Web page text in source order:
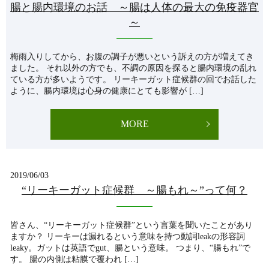
腸と腸内環境のお話 ～腸は人体の最大の免疫器官
～
梅雨入りしてから、お腹の調子が悪いという訴えの方が増えてき
ました。 それ以外の方でも、不調の原因を探ると腸内環境の乱れ
ている方が多いようです。 リーキーガット症候群の回でお話した
ように、腸内環境は心身の健康にとても影響が […]
MORE
2019/06/03
“リーキーガット症候群 ～腸もれ～”って何？
皆さん、“リーキーガット症候群”という言葉を聞いたことがあり
ますか？ リーキーは漏れるという意味を持つ動詞leakの形容詞
leaky。ガットは英語でgut、腸という意味。 つまり、“腸もれ”で
す。 腸の内側は粘膜で覆われ […]